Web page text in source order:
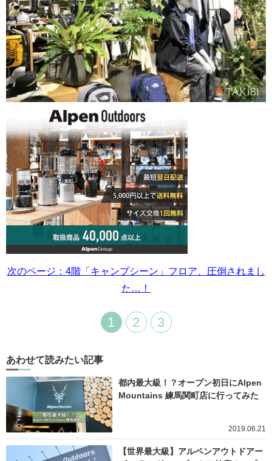
次のページ：4階「キャンプシーン」フロア、圧倒されまし
た…！
1 2 3
あわせて読みたい記事
都内最大級！？オープン初日にAlpen
Mountains 練馬関町店に行ってみた
2019.06.21
【世界最大級】アルペンアウトドアー